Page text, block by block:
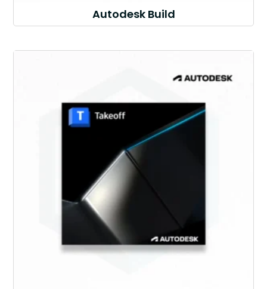
Autodesk Build